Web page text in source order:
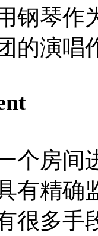
钢琴作
的演唱
个房间
有精确
很多手